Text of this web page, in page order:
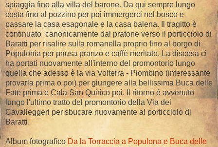
spiaggia fino alla villa del barone. Da qui sempre lungo
costa fino al pozzino per poi immergerci nel bosco e
passare la casa esagonale e la casa balena. Il tragitto è
continuato canonicamente dal pratone verso il porticciolo di
Baratti per risalire sulla romanella proprio fino al borgo di
Populonia per pausa pranzo e caffè meritato. La discesa ci
ha portati nuovamente all'interno del promontorio lungo
quella che adesso è la via Volterra - Piombino (interessante
provarla prima o poi) per giungere alla bellissima Buca delle
Fate prima e Cala San Quirico poi. Il ritorno è avvenuto
lungo l'ultimo tratto del promontorio della Via dei
Cavalleggeri per sbucare nuovamente al porticciolo di
Baratti.
Album fotografico Da la Torraccia a Populona e Buca delle